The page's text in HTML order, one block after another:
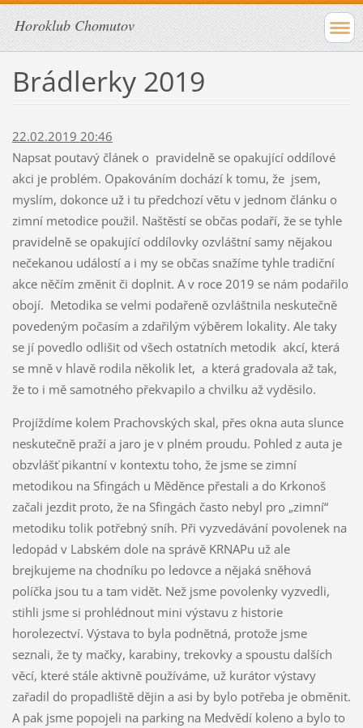
Horoklub Chomutov
Brádlerky 2019
22.02.2019 20:46
Napsat poutavý článek o pravidelně se opakující oddílové
akci je problém. Opakováním dochází k tomu, že jsem,
myslím, dokonce už i tu předchozí větu v jednom článku o
zimní metodice použil. Naštěstí se občas podaří, že se tyhle
pravidelně se opakující oddílovky ozvláštní samy nějakou
nečekanou událostí a i my se občas snažíme tyhle tradiční
akce něčím změnit či doplnit. A v roce 2019 se nám podařilo
obojí. Metodika se velmi podařeně ozvláštnila neskutečně
povedeným počasím a zdařilým výběrem lokality. Ale taky
se jí povedlo odlišit od všech ostatních metodik akcí, která
se mně v hlavě rodila několik let, a která gradovala až tak,
že to i mě samotného překvapilo a chvilku až vyděsilo.
Projíždíme kolem Prachovských skal, přes okna auta slunce
neskutečně praží a jaro je v plném proudu. Pohled z auta je
obzvlášť pikantní v kontextu toho, že jsme se zimní
metodikou na Sfingách u Měděnce přestali a do Krkonoš
začali jezdit proto, že na Sfingách často nebyl pro „zimní“
metodiku tolik potřebný sníh. Při vyzvedávání povolenek na
ledopád v Labském dole na správě KRNAPu už ale
brejkujeme na chodníku po ledovce a nějaká sněhová
políčka jsou tu a tam vidět. Než jsme povolenky vyzvedli,
stihli jsme si prohlédnout mini výstavu z historie
horolezectví. Výstava to byla podnětná, protože jsme
seznali, že ty mačky, karabiny, trekovky a spoustu dalších
věcí, které stále aktivně používáme, už kurátor výstavy
zařadil do propadliště dějin a asi by bylo potřeba je obměnit.
A pak jsme popojeli na parking na Medvědí koleno a bylo to